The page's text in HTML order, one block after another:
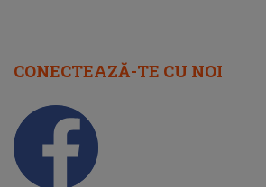
CONECTEAZĂ-TE CU NOI